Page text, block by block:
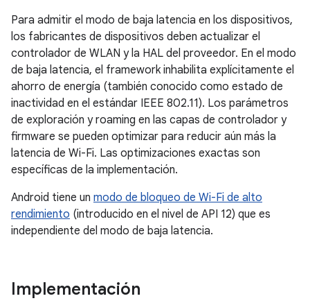
Para admitir el modo de baja latencia en los dispositivos,
los fabricantes de dispositivos deben actualizar el
controlador de WLAN y la HAL del proveedor. En el modo
de baja latencia, el framework inhabilita explícitamente el
ahorro de energía (también conocido como estado de
inactividad en el estándar IEEE 802.11). Los parámetros
de exploración y roaming en las capas de controlador y
firmware se pueden optimizar para reducir aún más la
latencia de Wi-Fi. Las optimizaciones exactas son
específicas de la implementación.
Android tiene un modo de bloqueo de Wi-Fi de alto
rendimiento (introducido en el nivel de API 12) que es
independiente del modo de baja latencia.
Implementación